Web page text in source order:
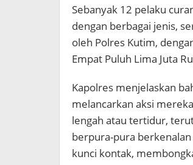
Sebanyak 12 pelaku
dengan berbagai jenis,
oleh Polres Kutim,
Empat Puluh Lima Juta
Kapolres menjelaskan
melancarkan aksi
lengah atau tertidur,
berpura-pura
kunci kontak,